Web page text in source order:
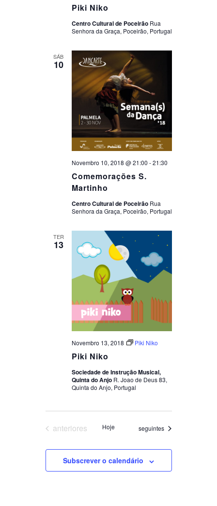
Piki Niko
Centro Cultural de Poceirão Rua
Senhora da Graça, Poceirão, Portugal
SÁB
10
Comemorações S.
Martinho
Novembro 10, 2018 @ 21:00 -21:30
Centro Cultural de Poceirão Rua
Senhora da Graça, Poceirão, Portugal
TER
13
Piki Niko
Novembro 13, 2018 Piki Niko
Sociedade de Instrução Musical,
Quinta do Anjo R. Joao de Deus 83,
Quinta do Anjo, Portugal
Datas
anteriores Hoje Datas
seguintes
Subscrever o calendário